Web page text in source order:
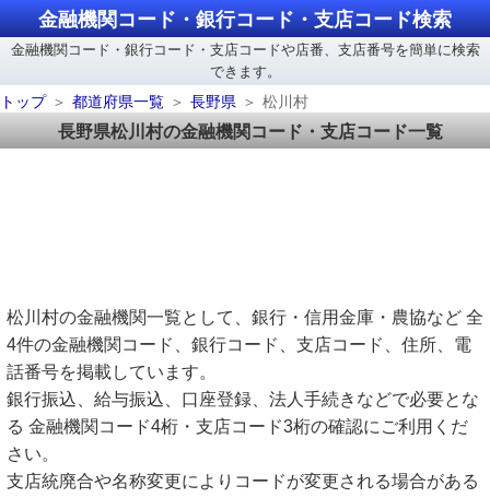
金融機関コード・銀行コード・支店コード検索
金融機関コード・銀行コード・支店コードや店番、支店番号を簡単に検索
できます。
トップ
都道府県一覧 長野県 松川村
長野県松川村の金融機関コード・支店コード一覧
松川村の金融機関一覧として、銀行・信用金庫・農協など 全
4件の金融機関コード、銀行コード、支店コード、住所、電
話番号を掲載しています。
銀行振込、給与振込、口座登録、法人手続きなどで必要とな
る 金融機関コード4桁・支店コード3桁の確認にご利用くだ
さい。
支店統廃合や名称変更によりコードが変更される場合がある